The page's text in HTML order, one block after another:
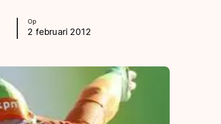
Op
2 februari 2012